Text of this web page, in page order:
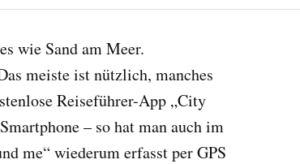
wie Sand am Meer.
meiste ist nützlich, manches
Reiseführer-App „City
– so hat man auch im
me“ wiederum erfasst per GPS